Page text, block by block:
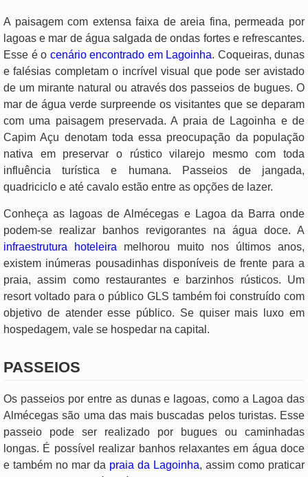
A paisagem com extensa faixa de areia fina, permeada por
lagoas e mar de água salgada de ondas fortes e refrescantes.
Esse é o cenário encontrado em Lagoinha. Coqueiras, dunas
e falésias completam o incrível visual que pode ser avistado
de um mirante natural ou através dos passeios de bugues. O
mar de água verde surpreende os visitantes que se deparam
com uma paisagem preservada. A praia de Lagoinha e de
Capim Açu denotam toda essa preocupação da população
nativa em preservar o rústico vilarejo mesmo com toda
influência turística e humana. Passeios de jangada,
quadriciclo e até cavalo estão entre as opções de lazer.
Conheça as lagoas de Almécegas e Lagoa da Barra onde
podem-se realizar banhos revigorantes na água doce. A
infraestrutura hoteleira melhorou muito nos últimos anos,
existem inúmeras pousadinhas disponíveis de frente para a
praia, assim como restaurantes e barzinhos rústicos. Um
resort voltado para o público GLS também foi construído com
objetivo de atender esse público. Se quiser mais luxo em
hospedagem, vale se hospedar na capital.
PASSEIOS
Os passeios por entre as dunas e lagoas, como a Lagoa das
Almécegas são uma das mais buscadas pelos turistas. Esse
passeio pode ser realizado por bugues ou caminhadas
longas. É possível realizar banhos relaxantes em água doce
e também no mar da praia da Lagoinha, assim como praticar